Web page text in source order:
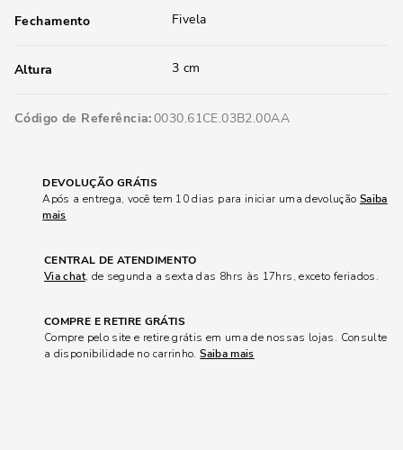
Fechamento Fivela
Altura 3 cm
Código de Referência 0030.61CE.03B2.00AA
DEVOLUÇÃO GRÁTIS
Após a entrega, você tem 10 dias para iniciar uma devolução Saiba
mais
CENTRAL DE ATENDIMENTO
Via chat, de segunda a sexta das 8hrs às 17hrs, exceto feriados.
COMPRE E RETIRE GRÁTIS
Compre pelo site e retire grátis em uma de nossas lojas. Consulte
a disponibilidade no carrinho.Saiba mais